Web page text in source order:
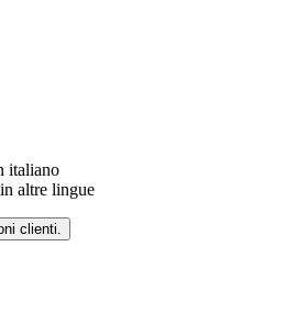
italiano
altre lingue
clienti.